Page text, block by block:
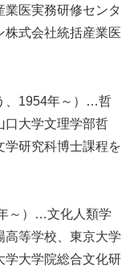
医実務研修センタ
株式会社統括産業医
、1954年～）…哲
口大学文理学部哲
学研究科博士課程を
～）…文化人類学
高等学校、東京大学
学大学院総合文化研